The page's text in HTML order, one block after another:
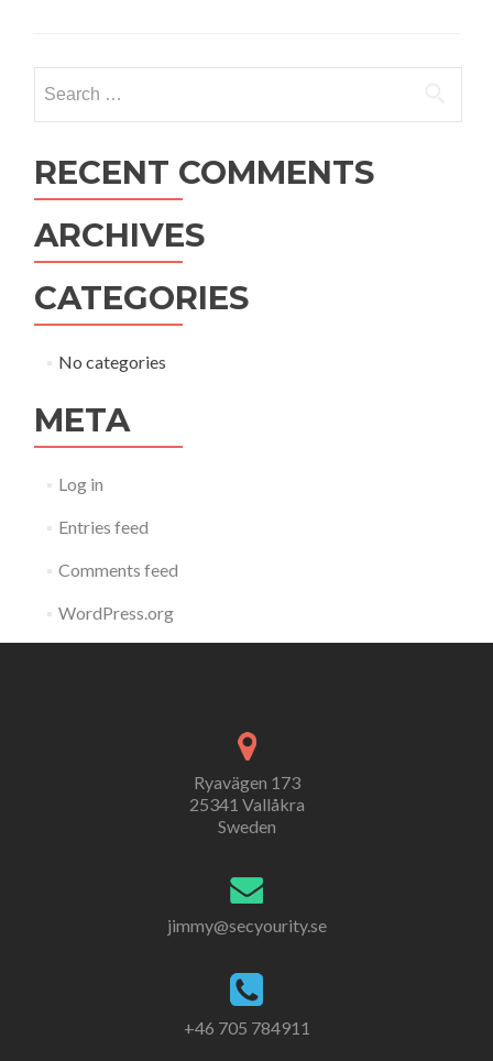
for:
RECENT COMMENTS
ARCHIVES
CATEGORIES
No categories
META
Log in
Entries feed
Comments feed
WordPress.org
Ryavägen 173
25341 Vallåkra
Sweden
jimmy@secyourity.se
+46 705 784911